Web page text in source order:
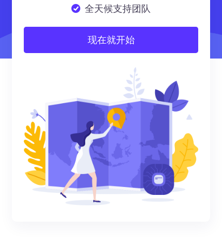
全天候支持团队
现在就开始